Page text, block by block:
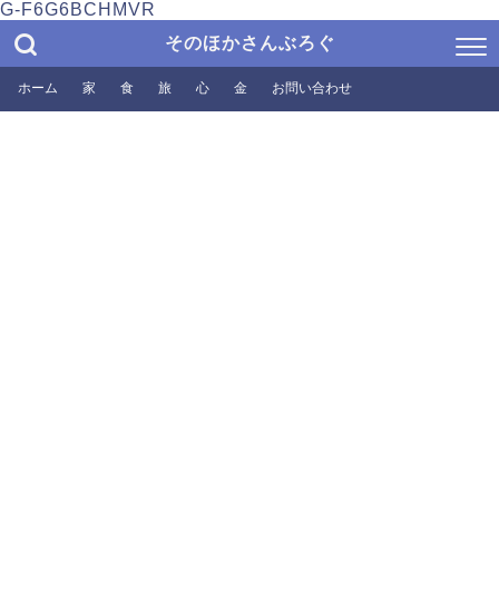
G-F6G6BCHMVR
そのほかさんぶろぐ
ホーム 家 食 旅 心 金 お問い合わせ